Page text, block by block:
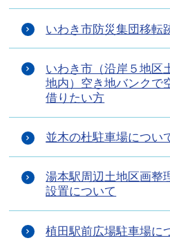
いわき市防災集団移転
いわき市（沿岸５地区
地内）空き地バンクで
借りたい方
並木の杜駐車場につい
湯本駅周辺土地区画整
設置について
植田駅前広場駐車場に